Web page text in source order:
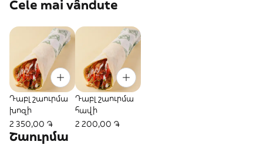
Cele mai vândute
Դաբլ շաուրմա
խոզի
2 350,00 ֏
Դաբլ շաուրմա
հավի
2 200,00 ֏
Շաուրմա